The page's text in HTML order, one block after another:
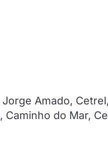
Amado,
do Mar,